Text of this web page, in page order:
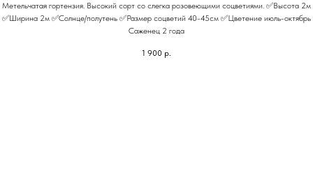
Метельчатая гортензия. Высокий сорт со слегка розовеющими соцветиями. ✅Высота 2м
✅Ширина 2м ✅Солнце/полутень ✅Размер соцветий 40-45см ✅Цветение июль-октябрь
Саженец 2 года
1 900 р.